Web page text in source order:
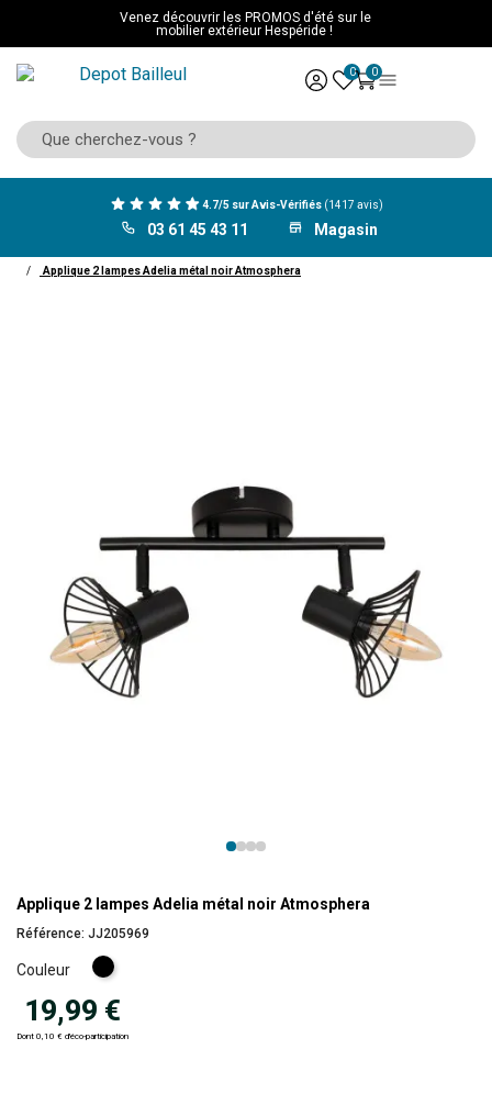
Venez découvrir les PROMOS d'été sur le
mobilier extérieur Hespéride !
0 0
4.7/5 sur Avis-Vérifiés (1417 avis)
03 61 45 43 11 Magasin
Applique 2 lampes Adelia métal noir Atmosphera
Applique 2 lampes Adelia métal noir Atmosphera
Référence: JJ205969
Couleur
Noir
19,99 €
Dont 0,10 € d'éco-participation